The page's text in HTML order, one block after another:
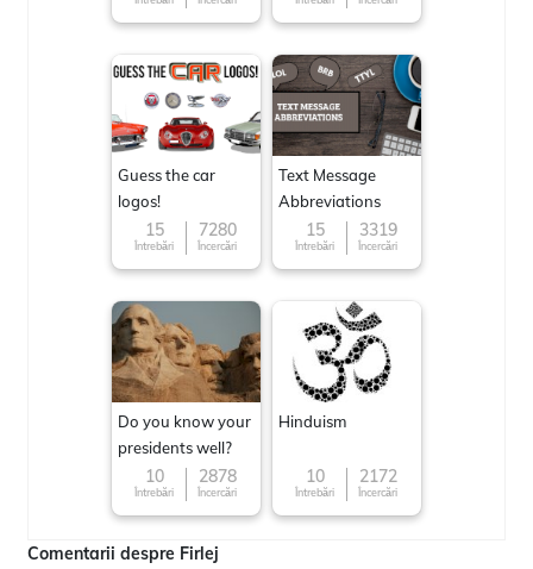
Guess the car
logos!
15
Întrebări
7280
Încercări
Text Message
Abbreviations
15
Întrebări
3319
Încercări
Do you know your
presidents well?
10
Întrebări
2878
Încercări
Hinduism
10
Întrebări
2172
Încercări
Comentarii despre Firlej